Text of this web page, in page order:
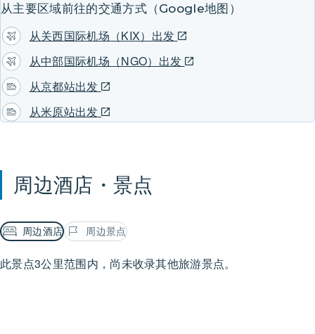
从主要区域前往的交通方式（Google地图）
从关西国际机场（KIX）出发
从中部国际机场（NGO）出发
从京都站出发
从米原站出发
周边酒店・景点
周边酒店 周边景点
此景点3公里范围内，尚未收录其他旅游景点。